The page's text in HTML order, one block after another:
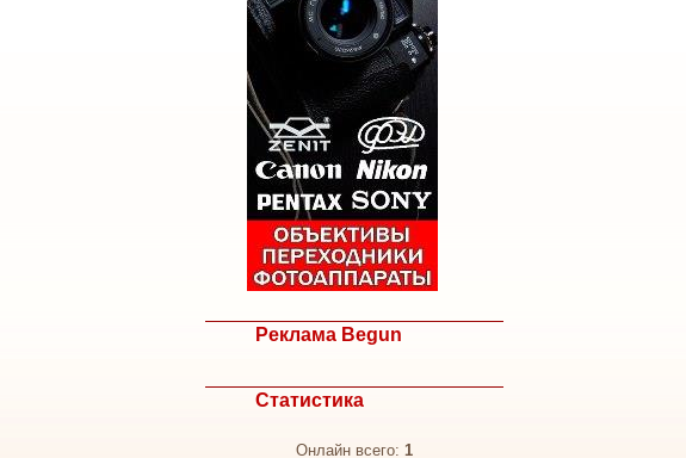
Реклама Begun
Статистика
Онлайн всего: 1